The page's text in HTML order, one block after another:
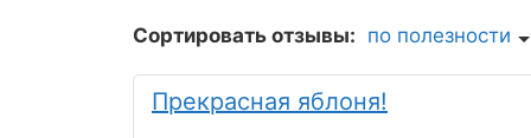
Сортировать отзывы: по полезности
Прекрасная яблоня!